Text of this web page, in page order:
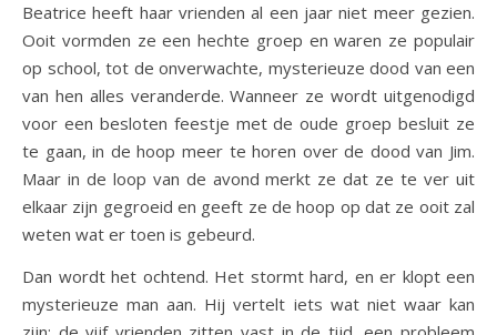
Beatrice heeft haar vrienden al een jaar niet meer gezien.
Ooit vormden ze een hechte groep en waren ze populair
op school, tot de onverwachte, mysterieuze dood van een
van hen alles veranderde. Wanneer ze wordt uitgenodigd
voor een besloten feestje met de oude groep besluit ze
te gaan, in de hoop meer te horen over de dood van Jim.
Maar in de loop van de avond merkt ze dat ze te ver uit
elkaar zijn gegroeid en geeft ze de hoop op dat ze ooit zal
weten wat er toen is gebeurd.
Dan wordt het ochtend. Het stormt hard, en er klopt een
mysterieuze man aan. Hij vertelt iets wat niet waar kan